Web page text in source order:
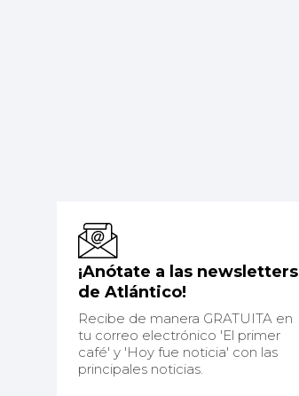
¡Anótate a las newsletters
de Atlántico!
Recibe de manera GRATUITA en
tu correo electrónico 'El primer
café' y 'Hoy fue noticia' con las
principales noticias.